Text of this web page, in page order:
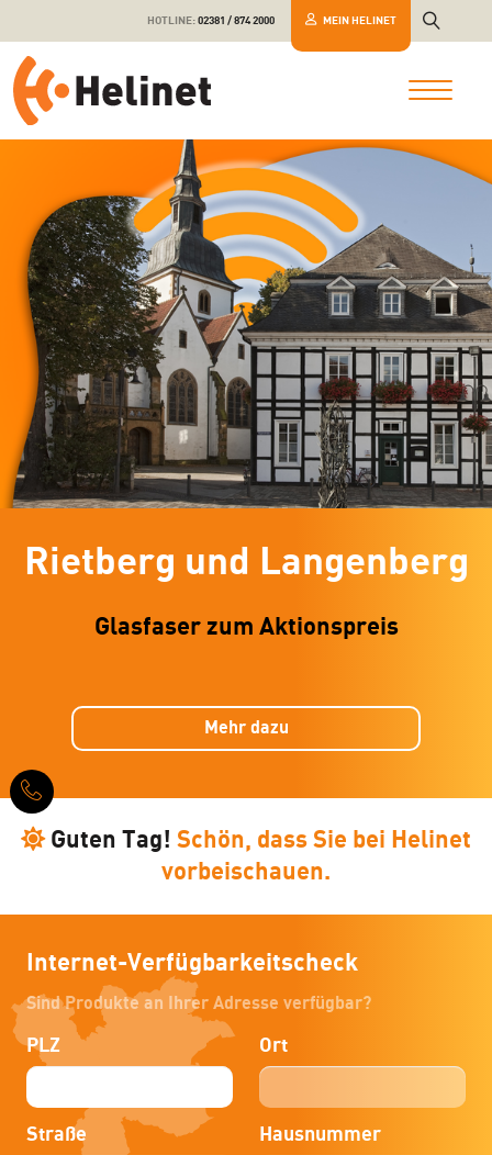
HOTLINE:02381 / 874 2000 MEIN HELINET
Rietberg und Langenberg
Glasfaser zum Aktionspreis
Mehr dazu
Guten Tag! Schön, dass Sie bei Helinet
vorbeischauen.
Internet-Verfügbarkeitscheck
Sind Produkte an Ihrer Adresse verfügbar?
PLZ Ort
Straße Hausnummer